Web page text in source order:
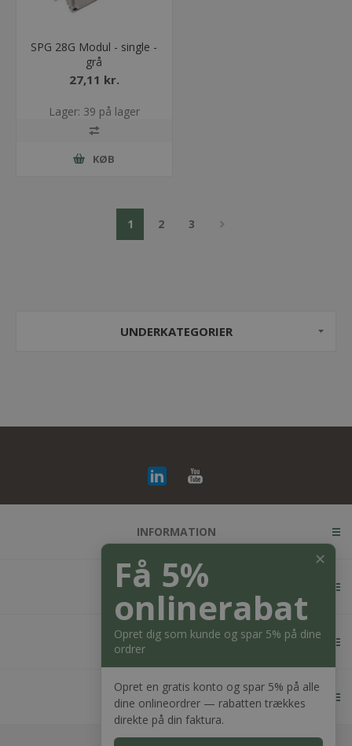
SPG 28G Modul - single -
grå
27,11 kr.
Lager: 39 på lager
KØB
1 2 3
UNDERKATEGORIER
INFORMATION
KUNDESERVICE
MIN KONTO
KONTAKT OS
✕
Få 5%
onlinerabat
Opret dig som kunde og spar 5% på dine
ordrer
Opret en gratis konto og spar 5% på alle
dine onlineordrer — rabatten trækkes
direkte på din faktura.